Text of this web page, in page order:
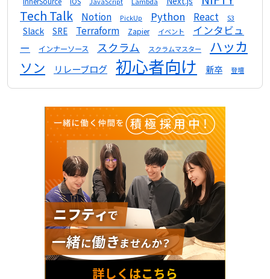
Tech Talk
Notion PickUp Python React S3
Slack SRE Terraform Zapier イベント
インタビュ
ー
インナーソース スクラム スクラムマスター
ハッカ
ソン
リレーブログ 初心者向け 新卒 登壇